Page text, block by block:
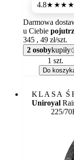
4.8
Dostępność:
Darmowa
u Ciebie
345 , 49 zł/szt.
2 osobykupiły
Do
KLASA
Uniroyal
225/